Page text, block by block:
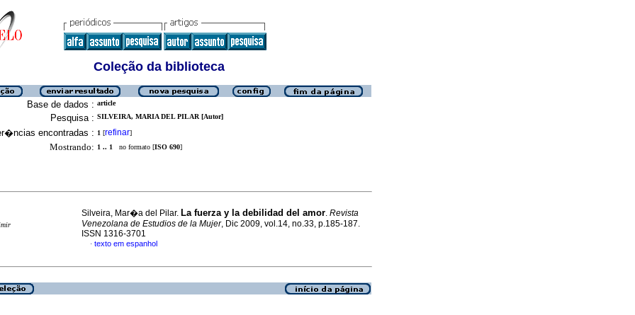
Coleção da biblioteca
Base de dados : article
Pesquisa : SILVEIRA, MARIA DEL PILAR [Autor]
encontradas : 1 [refinar]
Mostrando: 1 .. 1 no formato [ISO 690]
Silveira, Mar�a del Pilar. La fuerza y la debilidad del amor. Revista
Venezolana de Estudios de la Mujer, Dic 2009, vol.14, no.33, p.185-187.
ISSN 1316-3701
· texto em espanhol